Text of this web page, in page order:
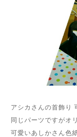
アシカさんの首飾り
同じパーツですがオ
可愛いあしかさん色